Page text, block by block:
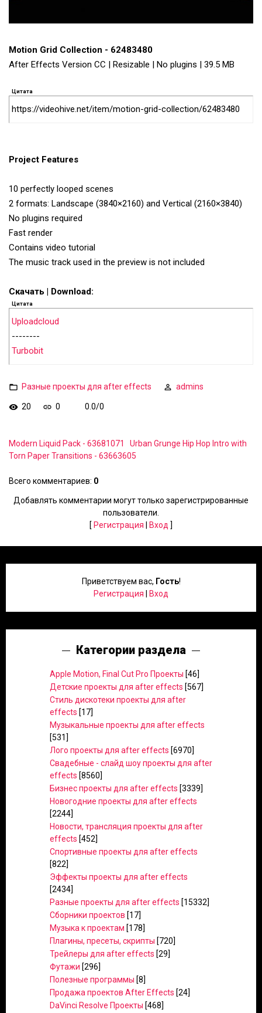
Motion Grid Collection - 62483480
After Effects Version CC | Resizable | No plugins | 39.5 MB
Цитата
https://videohive.net/item/motion-grid-collection/62483480
Project Features
10 perfectly looped scenes
2 formats: Landscape (3840×2160) and Vertical (2160×3840)
No plugins required
Fast render
Contains video tutorial
The music track used in the preview is not included
Скачать | Download:
Цитата
Uploadcloud
--------
Turbobit
Разные проекты для after effects admins
20 0 0.0/0
Modern Liquid Pack - 63681071
Urban Grunge Hip Hop Intro with
Torn Paper Transitions - 63663605
Всего комментариев: 0
Добавлять комментарии могут только зарегистрированные
пользователи.
[ Регистрация Вход ]
Приветствуем вас, Гость!
Регистрация
Вход
Категории раздела
Apple Motion, Final Cut Pro Проекты [46]
Детские проекты для after effects [567]
Стиль дискотеки проекты для after
effects [17]
Музыкальные проекты для after effects
[531]
Лого проекты для after effects [6970]
Свадебные - слайд шоу проекты для after
effects [8560]
Бизнес проекты для after effects [3339]
Новогодние проекты для after effects
[2244]
Новости, трансляция проекты для after
effects [452]
Спортивные проекты для after effects
[822]
Эффекты проекты для after effects
[2434]
Разные проекты для after effects [15332]
Сборники проектов [17]
Музыка к проектам [178]
Плагины, пресеты, скрипты [720]
Трейлеры для after effects [29]
Футажи [296]
Полезные программы [8]
Продажа проектов After Effects [24]
DaVinci Resolve Проекты [468]